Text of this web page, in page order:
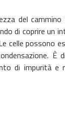
del
di coprire un
celle possono
È
di impurità e